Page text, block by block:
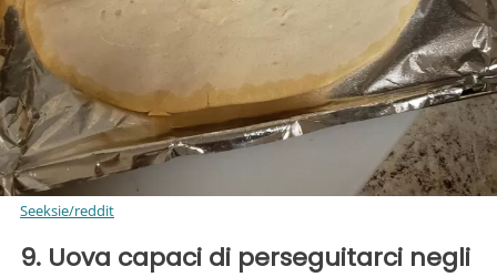
Seeksie/reddit
9. Uova capaci di perseguitarci negli